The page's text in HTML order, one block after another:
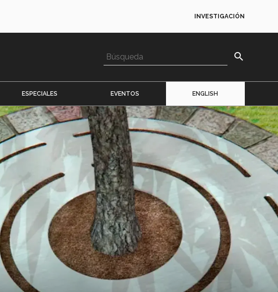
INVESTIGACIÓN
search
ESPECIALES EVENTOS ENGLISH